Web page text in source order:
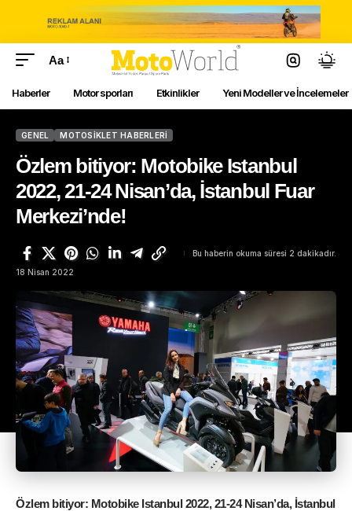
Aa
Haberler Motor sporları Etkinlikler Yeni Modeller ve İncelemeler
GENEL MOTOSIKLET HABERLERI
Özlem bitiyor: Motobike Istanbul
2022, 21-24 Nisan’da, İstanbul Fuar
Merkezi’nde!
18 Nisan 2022
Bu haberin okuma süresi 2 dakikadır.
Özlem bitiyor: Motobike Istanbul 2022, 21-24 Nisan’da, İstanbul